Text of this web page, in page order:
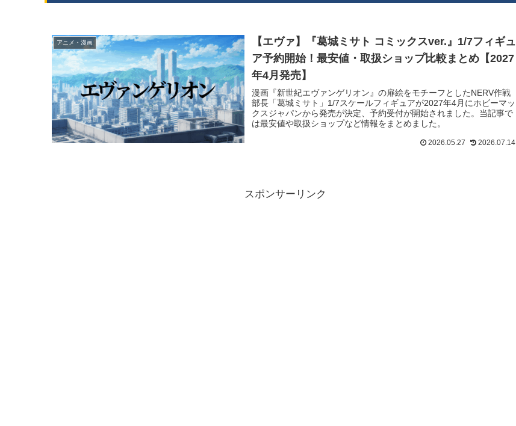
アニメ・漫画
【エヴァ】『葛城ミサト コミックスver.』1/7フィギュ
ア予約開始！最安値・取扱ショップ比較まとめ【2027
年4月発売】
漫画『新世紀エヴァンゲリオン』の扉絵をモチーフとしたNERV作戦
部長「葛城ミサト」1/7スケールフィギュアが2027年4月にホビーマッ
クスジャパンから発売が決定、予約受付が開始されました。当記事で
は最安値や取扱ショップなど情報をまとめました。
2026.05.27 2026.07.14
スポンサーリンク